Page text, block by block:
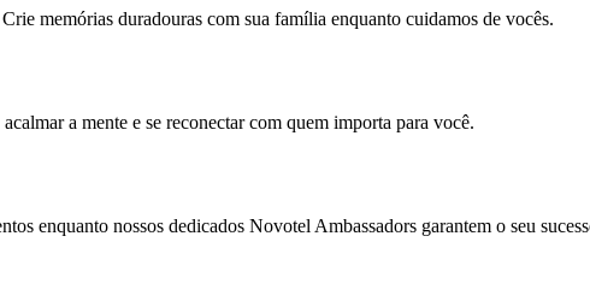
memórias duradouras com sua família enquanto cuidamos de vocês.
a mente e se reconectar com quem importa para você.
enquanto nossos dedicados Novotel Ambassadors garantem o seu